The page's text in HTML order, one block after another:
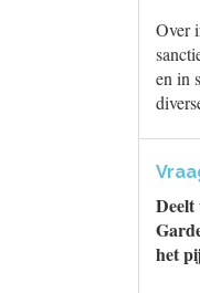
Over
en in
het